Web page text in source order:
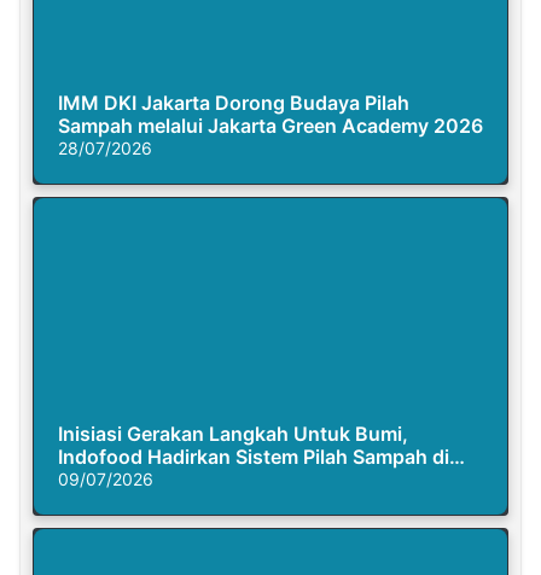
IMM DKI Jakarta Dorong Budaya Pilah
Sampah melalui Jakarta Green Academy 2026
28/07/2026
Inisiasi Gerakan Langkah Untuk Bumi,
Indofood Hadirkan Sistem Pilah Sampah di
Semasa Piknik
09/07/2026